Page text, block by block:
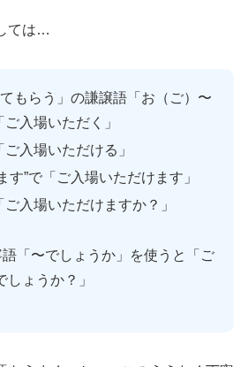
ては…
もらう」の謙譲語「お（ご）〜
入場いただく」
入場いただける」
す”で「ご入場いただけます」
入場いただけますか？」
語「〜でしょうか」を使うと「ご
しょうか？」